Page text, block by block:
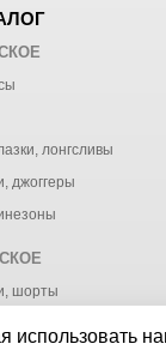
лонгсливы
джоггеры
шорты
использовать